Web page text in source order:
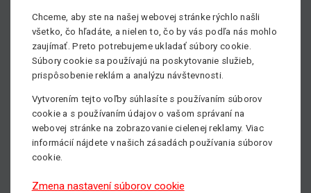
Viac informácií o servise nájdeteTU.
Potrebujete servisovať pracovnú plošinu, prípadne viac
informácii?
Naša servisná služba je k dispozícii 24 hodín, 7 dní v
týždni, 365 dni v roku.
Neváhajte kontaktovať nášho obchodníka, všetky kontakty
nájdeteTU.
Chceme, aby ste na našej webovej stránke rýchlo našli
všetko, čo hľadáte, a nielen to, čo by vás podľa nás mohlo
zaujímať. Preto potrebujeme ukladať súbory cookie.
Súbory cookie sa používajú na poskytovanie služieb,
prispôsobenie reklám a analýzu návštevnosti.
Vytvorením tejto voľby súhlasíte s používaním súborov
cookie a s používaním údajov o vašom správaní na
webovej stránke na zobrazovanie cielenej reklamy. Viac
informácií nájdete v našich zásadách používania súborov
cookie.
Zmena nastavení súborov cookie